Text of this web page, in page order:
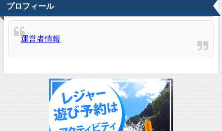
プロフィール
運営者情報